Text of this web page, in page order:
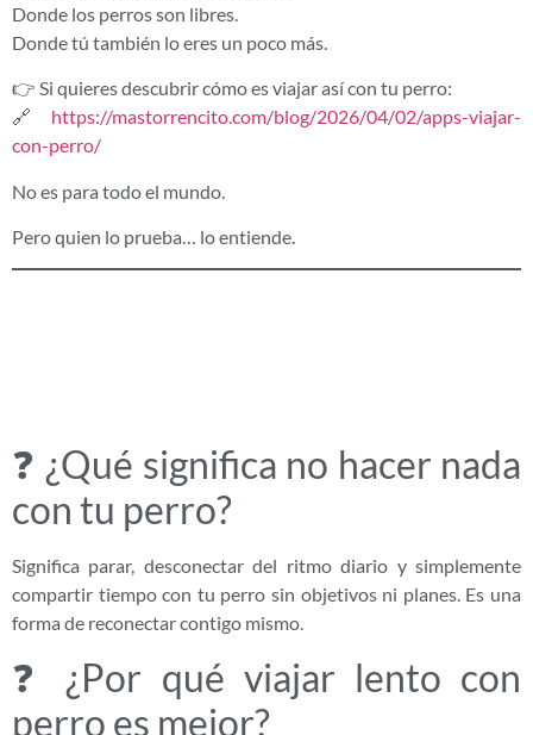
Donde los perros son libres.
Donde tú también lo eres un poco más.
👉 Si quieres descubrir cómo es viajar así con tu perro:
🔗 https://mastorrencito.com/blog/2026/04/02/apps-viajar-
con-perro/
No es para todo el mundo.
Pero quien lo prueba… lo entiende.
❓ ¿Qué significa no hacer nada
con tu perro?
Significa parar, desconectar del ritmo diario y simplemente
compartir tiempo con tu perro sin objetivos ni planes. Es una
forma de reconectar contigo mismo.
❓ ¿Por qué viajar lento con
perro es mejor?